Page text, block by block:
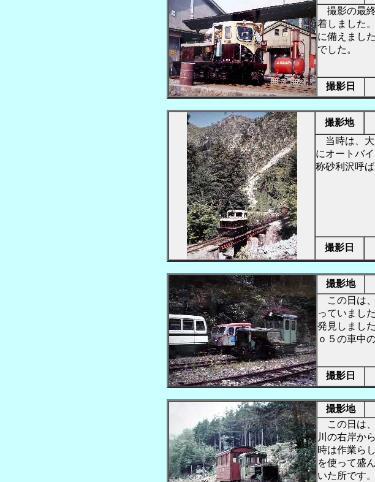
撮影の最終
着しました
に備えまし
でした。
撮影日
撮影地
当時は、大
にオートバ
称砂利沢呼
撮影日
撮影地
この日は、
っていまし
発見しまし
ｏ５の車中
撮影日
撮影地
この日は、
川の右岸か
時は作業ら
を使って盛
いた所です。